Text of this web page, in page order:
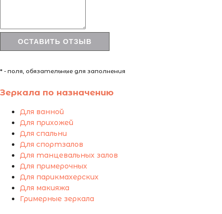
* - поля, обязательные для заполнения
Зеркала по назначению
Для ванной
Для прихожей
Для спальни
Для спортзалов
Для танцевальных залов
Для примерочных
Для парикмахерских
Для макияжа
Гримерные зеркала